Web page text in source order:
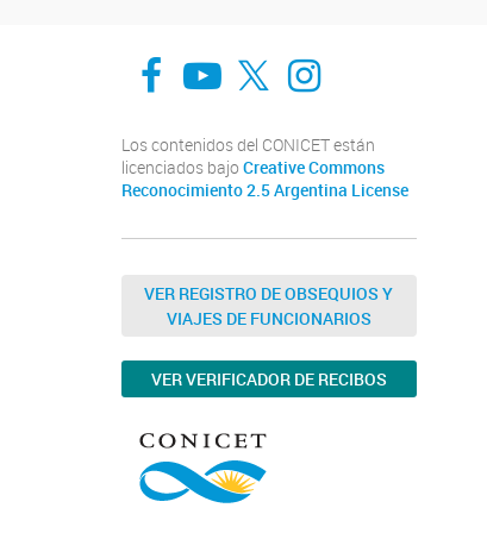
Facebook
You TubeTwitterInstagram
Los contenidos del CONICET están
licenciados bajo Creative Commons
Reconocimiento 2.5 Argentina License
VER REGISTRO DE OBSEQUIOS Y
VIAJES DE FUNCIONARIOS
VER VERIFICADOR DE RECIBOS